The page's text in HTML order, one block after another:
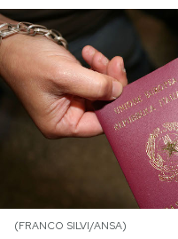
PODCAST
NEWSLETTER
I MIEI PREFERITI
(FRANCO SILVI/ANSA)